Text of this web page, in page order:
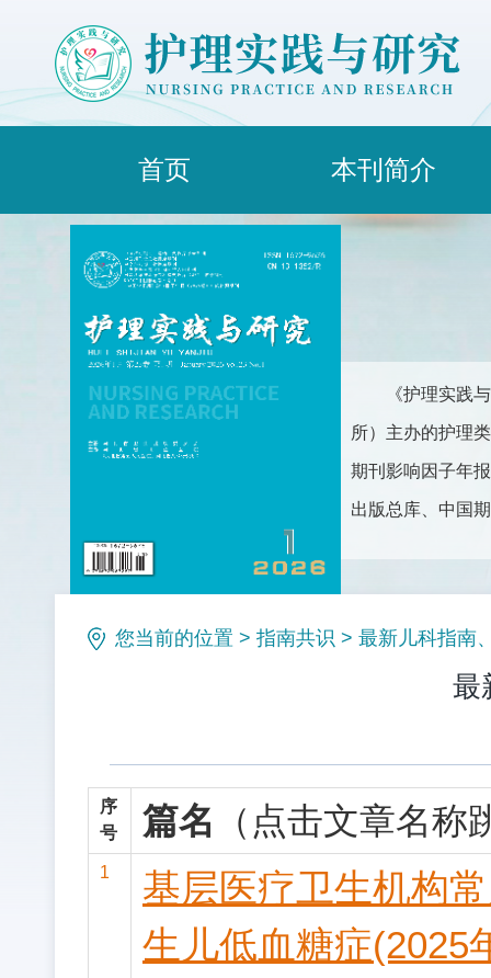
首页 本刊简介
《护理实践
所）主办的护理
期刊影响因子年
出版总库、中国
理等栏目。是护
您当前的位置 > 指南共识 > 最新儿科指南
最
序
号
篇名 （点击文章名称
1
基层医疗卫生机构
生儿低血糖症(2025